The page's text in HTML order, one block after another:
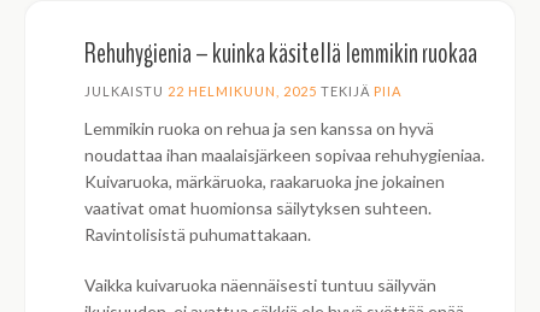
Rehuhygienia – kuinka käsitellä lemmikin ruokaa
JULKAISTU 22 HELMIKUUN, 2025 TEKIJÄ PIIA
Lemmikin ruoka on rehua ja sen kanssa on hyvä
noudattaa ihan maalaisjärkeen sopivaa rehuhygieniaa.
Kuivaruoka, märkäruoka, raakaruoka jne jokainen
vaativat omat huomionsa säilytyksen suhteen.
Ravintolisistä puhumattakaan.
Vaikka kuivaruoka näennäisesti tuntuu säilyvän